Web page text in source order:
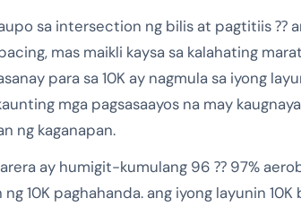
sa intersection ng bilis at pagtitiis ⁇
mas maikli kaysa sa kalahating
para sa 10K ay nagmula sa iyong
mga pagsasaayos na may
ng kaganapan.
ay humigit-kumulang 96 ⁇ 97%
10K paghahanda. ang iyong layunin